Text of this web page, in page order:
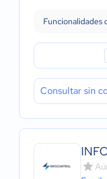
Funcionalidades
Consultar sin